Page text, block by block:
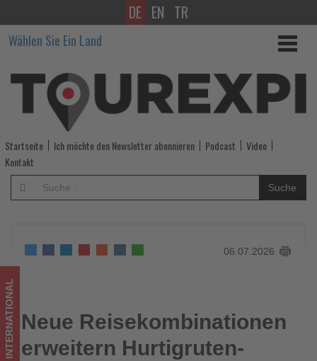
Neue
Reisekombinationen
erweitern
Hurtigruten-
Postschiffroute
-
Wissen,
im
Tourismus
los
ist!
DE EN TR
Wählen Sie Ein Land
Startseite Ich möchte den Newsletter abonnieren Podcast
Video
Kontakt
Suche
06.07.2026
Neue Reisekombinationen erweitern Hurtigruten-
Postschiffroute
INTERNATIONAL Neue Reisekombinationen
erweitern Hurtigruten-